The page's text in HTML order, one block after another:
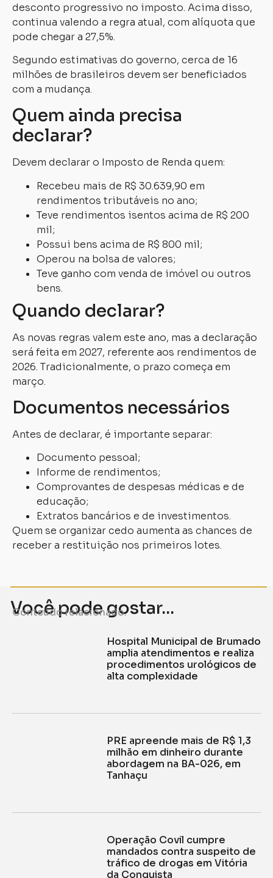
desconto progressivo no imposto. Acima disso,
continua valendo a regra atual, com alíquota que
pode chegar a 27,5%.
Segundo estimativas do governo, cerca de 16
milhões de brasileiros devem ser beneficiados
com a mudança.
Quem ainda precisa
declarar?
Devem declarar o Imposto de Renda quem:
Recebeu mais de R$ 30.639,90 em
rendimentos tributáveis no ano;
Teve rendimentos isentos acima de R$ 200
mil;
Possui bens acima de R$ 800 mil;
Operou na bolsa de valores;
Teve ganho com venda de imóvel ou outros
bens.
Quando declarar?
As novas regras valem este ano, mas a declaração
será feita em 2027, referente aos rendimentos de
2026. Tradicionalmente, o prazo começa em
março.
Documentos necessários
Antes de declarar, é importante separar:
Documento pessoal;
Informe de rendimentos;
Comprovantes de despesas médicas e de
educação;
Extratos bancários e de investimentos.
Quem se organizar cedo aumenta as chances de
receber a restituição nos primeiros lotes.
Você pode gostar...
Conteúdo relacionado.
Hospital Municipal de Brumado
amplia atendimentos e realiza
procedimentos urológicos de
alta complexidade
PRE apreende mais de R$ 1,3
milhão em dinheiro durante
abordagem na BA-026, em
Tanhaçu
Operação Covil cumpre
mandados contra suspeito de
tráfico de drogas em Vitória
da Conquista